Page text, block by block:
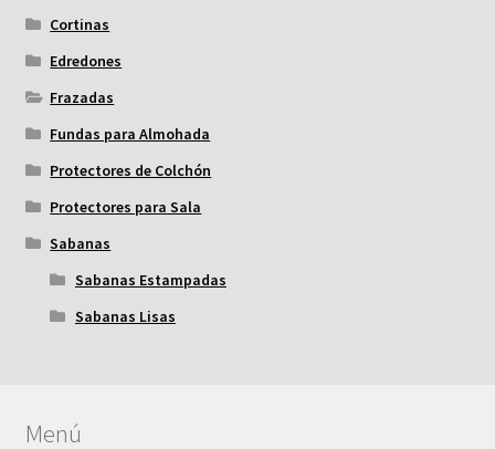
Cortinas
Edredones
Frazadas
Fundas para Almohada
Protectores de Colchón
Protectores para Sala
Sabanas
Sabanas Estampadas
Sabanas Lisas
Menú